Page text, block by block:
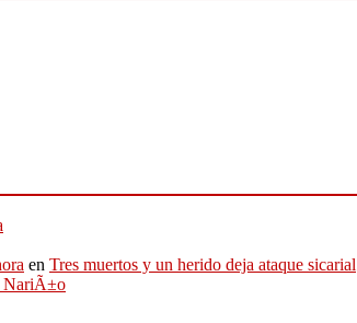
en Tres muertos y un herido deja ataque sicarial
NariÃ±o